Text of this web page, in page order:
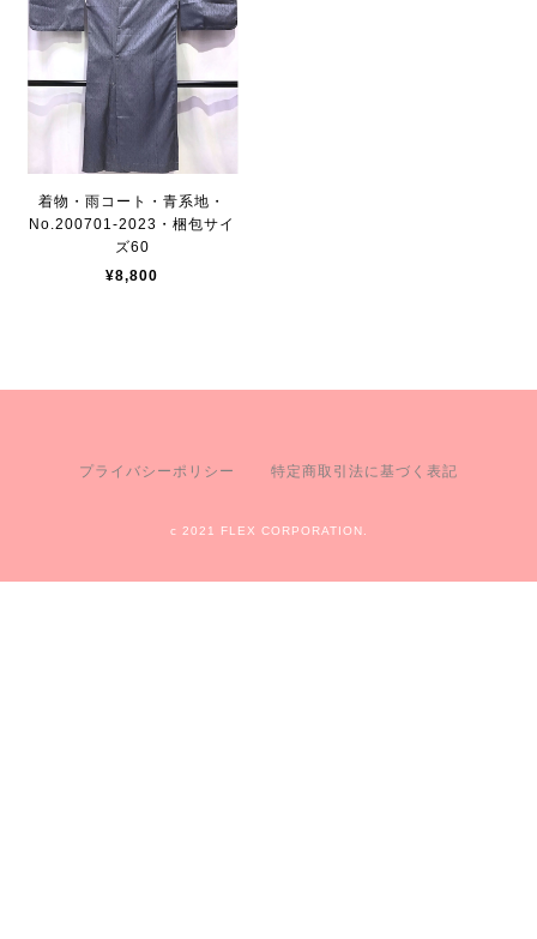
着物・雨コート・青系地・
No.200701-2023・梱包サイ
ズ60
¥8,800
プライバシーポリシー 特定商取引法に基づく表記
c 2021 FLEX CORPORATION.